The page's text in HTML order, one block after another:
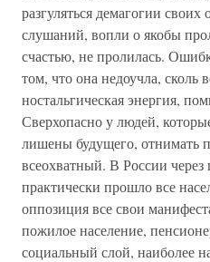
разгуляться демагогии своих
слушаний, вопли о якобы
счастью, не пролилась.
том, что она недоучла, сколь
ностальгическая энергия,
Сверхопасно у людей,
лишены будущего, отнимать
всеохватный. В России
практически прошло все
оппозиция все свои
пожилое население,
социальный слой, наиболее